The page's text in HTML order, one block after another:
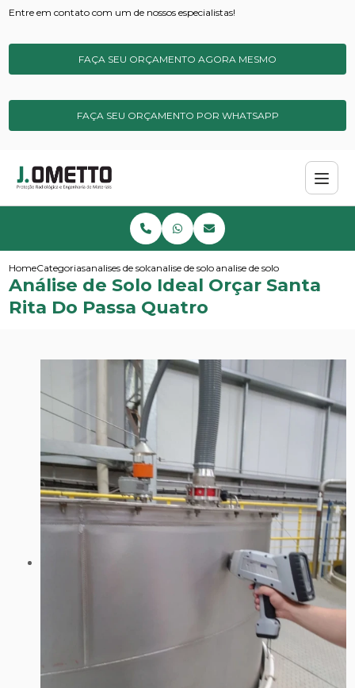
Entre em contato com um de nossos especialistas!
FAÇA SEU ORÇAMENTO AGORA MESMO
FAÇA SEU ORÇAMENTO POR WHATSAPP
HomeCategoriasanalises de solos e sedimentos
analise de solo basicaanalise de solo ideal orcar
Análise de Solo Ideal Orçar Santa
Rita Do Passa Quatro